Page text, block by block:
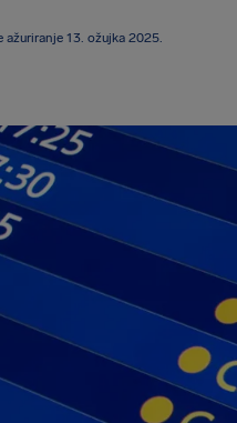
ažuriranje 13. ožujka 2025.